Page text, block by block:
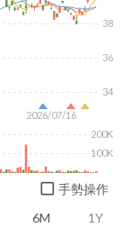
6M 1Y
2026/07/16
34
36
38
100K
200K
手勢操作